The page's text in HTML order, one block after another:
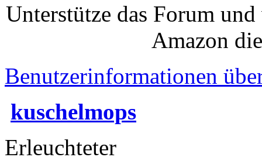
Unterstütze das Forum
Amazon
Benutzerinformationen
kuschelmops
Erleuchteter